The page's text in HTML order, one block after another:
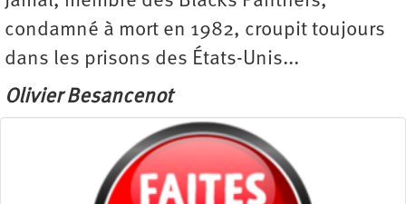
condamné à mort en 1982, croupit toujours
dans les prisons des États-Unis...
Olivier Besancenot